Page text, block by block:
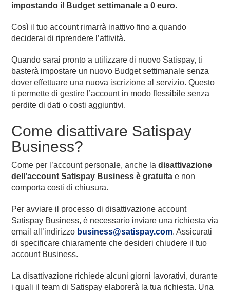
impostando il Budget settimanale a 0 euro.
Così il tuo account rimarrà inattivo fino a quando
deciderai di riprendere l’attività.
Quando sarai pronto a utilizzare di nuovo Satispay, ti
basterà impostare un nuovo Budget settimanale senza
dover effettuare una nuova iscrizione al servizio. Questo
ti permette di gestire l’account in modo flessibile senza
perdite di dati o costi aggiuntivi.
Come disattivare Satispay
Business?
Come per l’account personale, anche ladisattivazione
dell’account Satispay Business è gratuita e non
comporta costi di chiusura.
Per avviare il processo di disattivazione account
Satispay Business, è necessario inviare una richiesta via
email all’indirizzo business@satispay.com. Assicurati
di specificare chiaramente che desideri chiudere il tuo
account Business.
La disattivazione richiede alcuni giorni lavorativi, durante
i quali il team di Satispay elaborerà la tua richiesta. Una